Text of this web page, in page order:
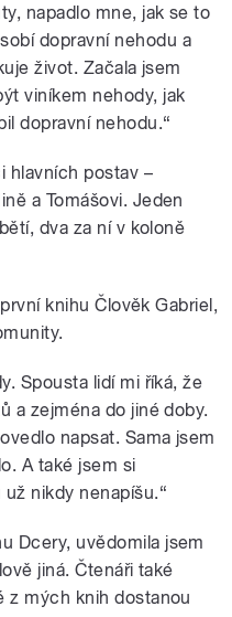
napadlo mne, jak se to
dopravní nehodu a
život. Začala jsem
viníkem nehody, jak
dopravní nehodu.“
hlavních postav –
a Tomášovi. Jeden
dva za ní v koloně
knihu Člověk Gabriel,
Spousta lidí mi říká, že
a zejména do jiné doby.
napsat. Sama jsem
A také jsem si
nikdy nenapíšu.“
Dcery, uvědomila jsem
jiná. Čtenáři také
z mých knih dostanou